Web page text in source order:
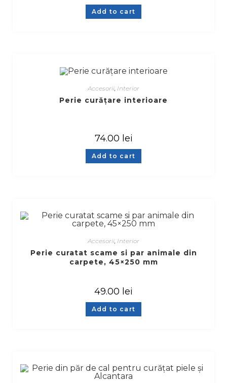
Add to cart
Accesorii Interior
Perie curățare interioare
74.00 lei
Add to cart
Accesorii Interior
Perie curatat scame si par animale din
carpete, 45×250 mm
49.00 lei
Add to cart